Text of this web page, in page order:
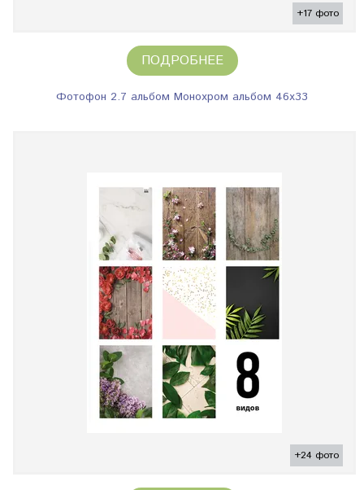
+17 фото
ПОДРОБНЕЕ
Фотофон 2.7 альбом Монохром альбом 46х33
+24 фото